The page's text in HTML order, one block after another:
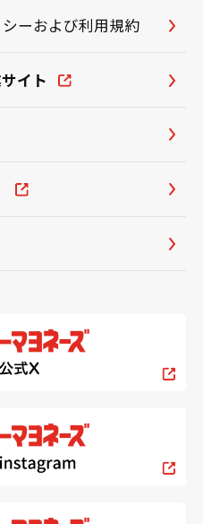
ーおよび利用規約
イト